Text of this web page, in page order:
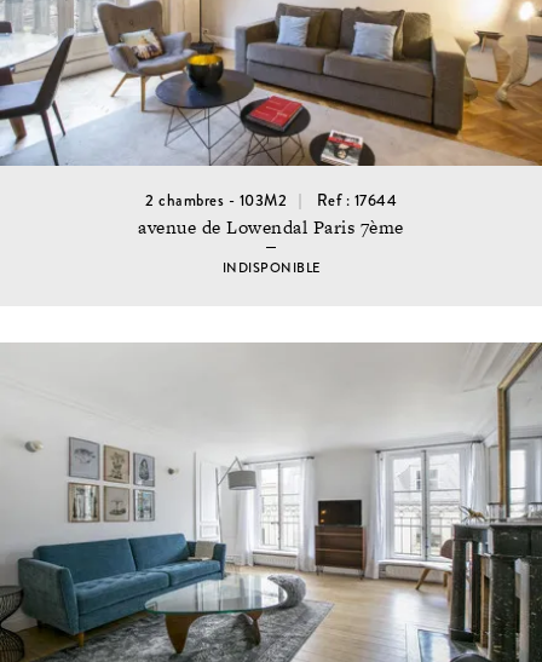
2 chambres - 103M2 Ref : 17644
avenue de Lowendal Paris 7ème
INDISPONIBLE